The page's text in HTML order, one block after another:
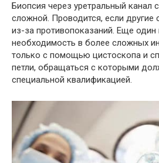
Биопсия через уретральный канал
сложной. Проводится, если
из-за противопоказаний. Еще один
необходимость в более сложных
только с помощью цистоскопа и
петли, обращаться с которыми
специальной квалификацией.